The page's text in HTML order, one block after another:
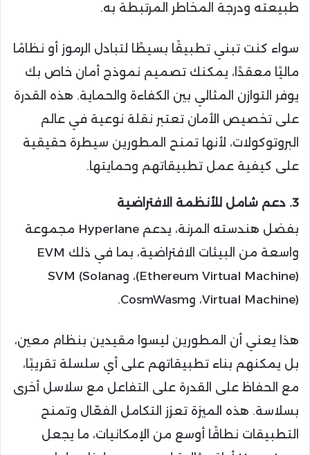
طبيعته ودرجة المخاطر المرتبطة به.
سواء كنت تبني تطبيقًا بسيطًا لتبادل الرموز أو نظامًا
ماليًا معقدًا، يمكنك تصميم نموذج أمان خاص بك
يوفر التوازن المثالي بين الكفاءة والحماية. هذه القدرة
على تخصيص الأمان تعتبر نقلة نوعية في عالم
البروتوكولات، لأنها تمنح المطورين سيطرة حقيقية
على كيفية عمل تطبيقاتهم وحمايتها.
3. دعم شامل للأنظمة الافتراضية
بفضل هندسته المرنة، يدعم Hyperlane مجموعة
واسعة من البيئات الافتراضية، بما في ذلك EVM
(Ethereum Virtual Machine)، وSVM (Solana
Virtual Machine)، وCosmWasm.
هذا يعني أن المطورين ليسوا مقيدين بنظام معين،
بل يمكنهم بناء تطبيقاتهم على أي سلسلة تقريبًا،
مع الحفاظ على القدرة على التفاعل مع سلاسل أخرى
بسلاسة. هذه الميزة تعزز التكامل الفعّال وتمنح
التطبيقات نطاقًا أوسع من الإمكانيات، ما يجعل